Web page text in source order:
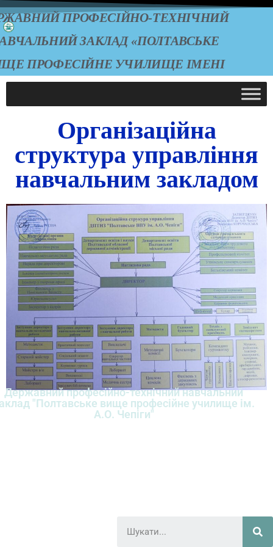
ПРОФЕСІЙНО-ТЕХНІЧНИЙ
ЗАКЛАД «ПОЛТАВСЬКЕ
ПРОФЕСІЙНЕ УЧИЛИЩЕ ІМЕНІ
Організаційна
структура управління
навчальним закладом
Державний професійно-технічний навчальний
"Полтавське вище професійне училище ім.
А.О. Чепіги"